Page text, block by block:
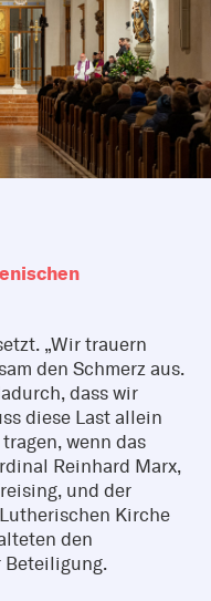
„Wir trauern
den Schmerz aus.
dass wir
diese Last allein
wenn das
Reinhard Marx,
und der
Kirche
den